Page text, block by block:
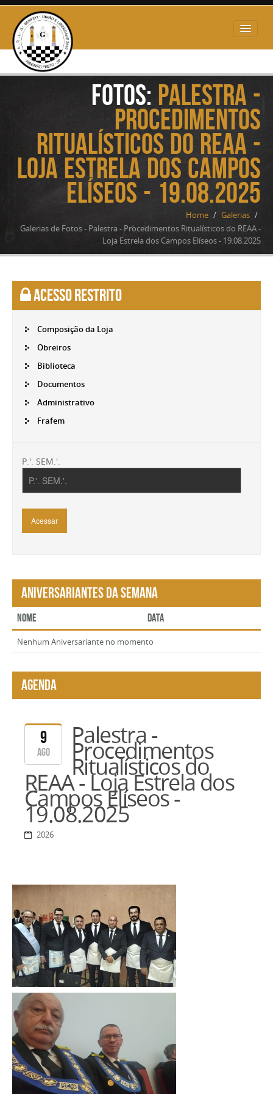
HOME
GALERIA DE FOTOS
Fotos: Palestra -
Procedimentos
Ritualísticos do REAA -
Loja Estrela dos Campos
Elíseos - 19.08.2025
Home / Galerias /
Galerias de Fotos - Palestra - Procedimentos Ritualísticos do REAA -
Loja Estrela dos Campos Elíseos - 19.08.2025
Acesso Restrito
Composição da Loja
Obreiros
Biblioteca
Documentos
Administrativo
Frafem
P.'. SEM.'.
Acessar
Aniversariantes da Semana
Nome Data
Nenhum Aniversariante no momento
Agenda
9
ago
Palestra -
Procedimentos
Ritualísticos do
REAA - Loja Estrela dos
Campos Elíseos -
19.08.2025
2026
Clique
para
ampliar
Clique
para
ampliar